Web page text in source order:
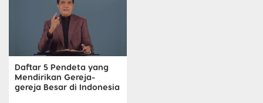
Daftar 5 Pendeta yang
Mendirikan Gereja-
gereja Besar di Indonesia